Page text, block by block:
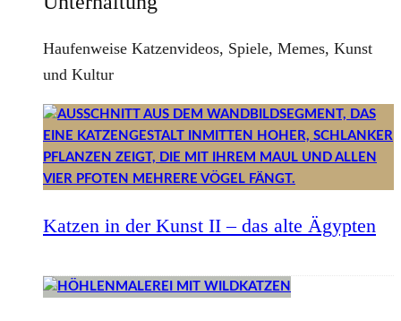
Haufenweise Katzenvideos, Spiele, Memes, Kunst
und Kultur
Katzen in der Kunst II – das alte Ägypten